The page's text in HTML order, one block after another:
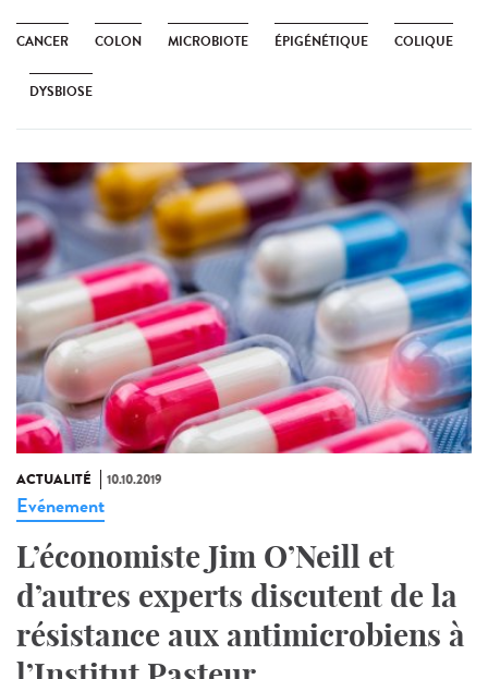
CANCER COLON MICROBIOTE ÉPIGÉNÉTIQUE COLIQUE
DYSBIOSE
ACTUALITÉ 10.10.2019
Evénement
L’économiste Jim O’Neill et
d’autres experts discutent de la
résistance aux antimicrobiens à